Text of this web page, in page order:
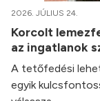
2026. JÚLIUS 24.
Korcolt
az ingatlanok
A tetőfedési
egyik